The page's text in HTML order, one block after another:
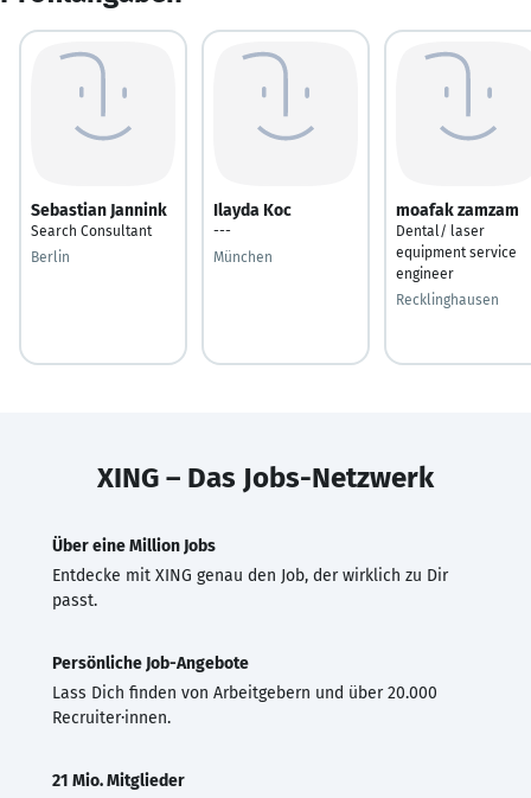
Sebastian Jannink
Search Consultant
Berlin
Ilayda Koc
---
München
moafak zamzam
Dental/ laser
equipment service
engineer
Recklinghausen
XING – Das Jobs-Netzwerk
Über eine Million Jobs
Entdecke mit XING genau den Job, der wirklich zu Dir
passt.
Persönliche Job-Angebote
Lass Dich finden von Arbeitgebern und über 20.000
Recruiter·innen.
21 Mio. Mitglieder